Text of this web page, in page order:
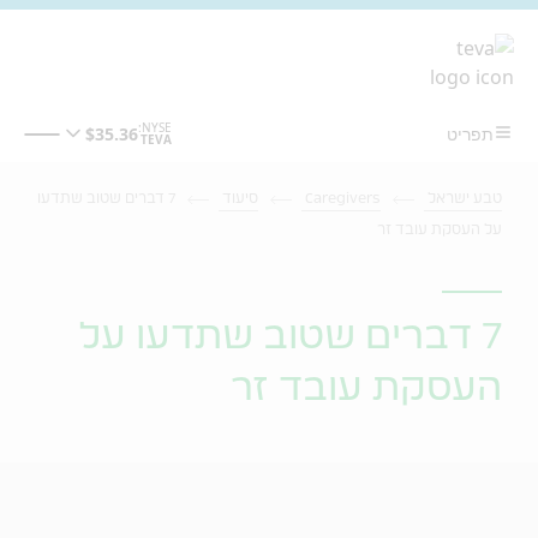
7 דברים שטוב שתדעו על
העסקת עובד זר